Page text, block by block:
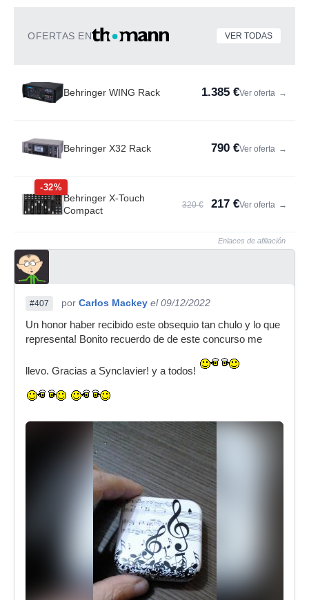
OFERTAS EN VER TODAS
Behringer WING Rack 1.385 €Ver oferta →
Behringer X32 Rack 790 €Ver oferta →
-32%
Behringer X-Touch
Compact
320 € 217 €Ver oferta →
Enlaces de afiliación
#407 por Carlos Mackey el 09/12/2022
Un honor haber recibido este obsequio tan chulo y lo que
representa! Bonito recuerdo de de este concurso me
llevo. Gracias a Synclavier! y a todos!